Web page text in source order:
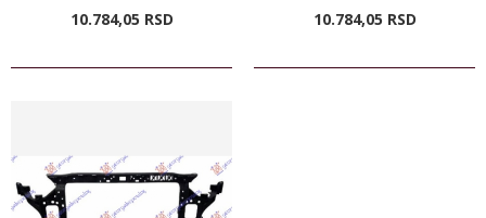
10.784,05 RSD 10.784,05 RSD